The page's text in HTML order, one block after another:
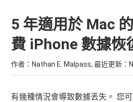
5 年適用於 Mac
費 iPhone 數據恢
作者：Nathan E. Malpass, 最近更新：
有幾種情況會導致數據丟失。 您